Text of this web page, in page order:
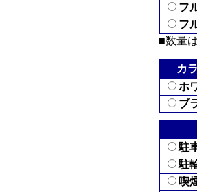
フ
フ
■数量
カ
ホ
ブ
駐
駐
喫